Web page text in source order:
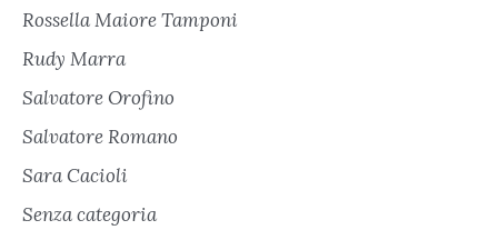
Rossella Maiore Tamponi
Rudy Marra
Salvatore Orofino
Salvatore Romano
Sara Cacioli
Senza categoria